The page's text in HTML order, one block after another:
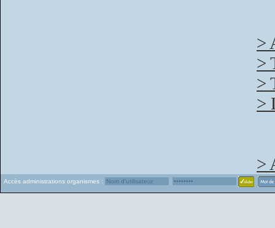
>
>
>
>
>
Accès administrations organismes :